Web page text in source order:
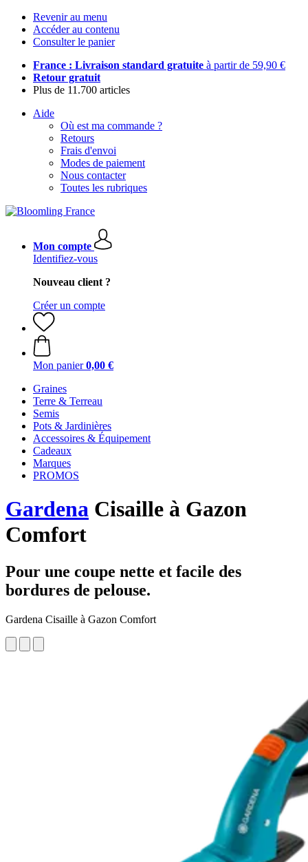
Revenir au menu
Accéder au contenu
Consulter le panier
France : Livraison standard gratuite à partir de 59,90 €
Retour gratuit
Plus de 11.700 articles
Aide
Où est ma commande ?
Retours
Frais d'envoi
Modes de paiement
Nous contacter
Toutes les rubriques
Mon compte
Identifiez-vous
Nouveau client ?
Créer un compte
Mon panier 0,00 €
Graines
Terre & Terreau
Semis
Pots & Jardinières
Accessoires & Équipement
Cadeaux
Marques
PROMOS
Gardena Cisaille à Gazon
Comfort
Pour une coupe nette et facile des
bordures de pelouse.
Gardena Cisaille à Gazon Comfort